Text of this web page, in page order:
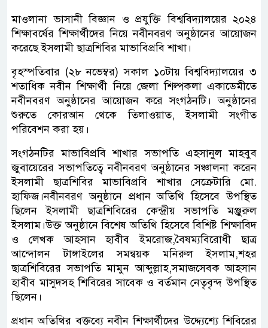
মাওলানা ভাসানী বিজ্ঞান ও প্রযুক্তি বিশ্ববিদ্যালয়ের ২০২৪
শিক্ষাবর্ষের শিক্ষার্থীদের নিয়ে নবীনবরণ অনুষ্ঠানের আয়োজন
করেছে ইসলামী ছাত্রশিবির মাভাবিপ্রবি শাখা।
বৃহস্পতিবার (২৮ নভেম্বর) সকাল ১০টায় বিশ্ববিদ্যালয়ের ৩
শতাধিক নবীন শিক্ষার্থী নিয়ে জেলা শিল্পকলা একাডেমীতে
নবীনবরণ অনুষ্ঠানের আয়োজন করে সংগঠনটি। অনুষ্ঠানের
শুরুতে কোরআন থেকে তিলাওয়াত, ইসলামী সংগীত
পরিবেশন করা হয়।
সংগঠনটির মাভাবিপ্রবি শাখার সভাপতি এহসানুল মাহবুব
জুবায়েরের সভাপতিত্বে নবীনবরণ অনুষ্ঠানের সঞ্চালনা করেন
ইসলামী ছাত্রশিবির মাভাবিপ্রবি শাখার সেক্রেটারি মো.
হাফিজ।নবীনবরণ অনুষ্ঠানে প্রধান অতিথি হিসেবে উপস্থিত
ছিলেন ইসলামী ছাত্রশিবিরের কেন্দ্রীয় সভাপতি মঞ্জুরুল
ইসলাম।উক্ত অনুষ্ঠানে বিশেষ অতিথি হিসেবে বিশিষ্ট শিক্ষাবিদ
ও লেখক আহসান হাবীব ইমরোজ,বৈষম্যবিরোধী ছাত্র
আন্দোলন টাঙ্গাইলের সমন্বয়ক মনিরুল ইসলাম,শহর
ছাত্রশিবিরের সভাপতি মামুন আব্দুল্লাহ,সমাজসেবক আহসান
হাবীব মাসুদসহ শিবিরের সাবেক ও বর্তমান নেতৃবৃন্দ উপস্থিত
ছিলেন।
প্রধান অতিথির বক্তব্যে নবীন শিক্ষার্থীদের উদ্দ্যেশ্যে শিবিরের